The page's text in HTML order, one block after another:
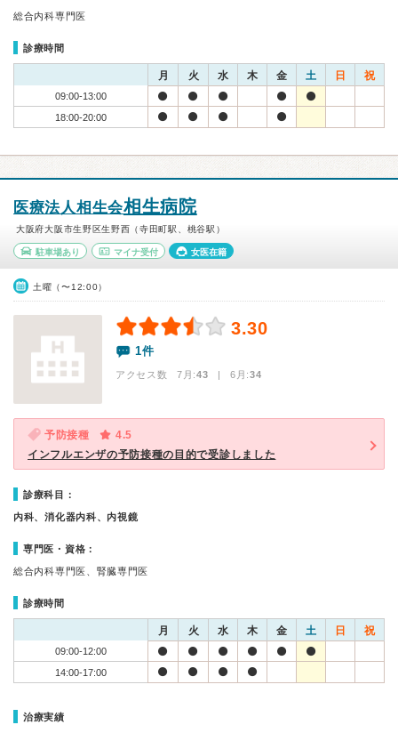
総合内科専門医
診療時間
月 火 水 木 金 土 日 祝
09:00-13:00
18:00-20:00
医療法人相生会相生病院
大阪府大阪市生野区生野西（寺田町駅、桃谷駅）
駐車場あり マイナ受付 女医在籍
土曜（〜12:00）
3.30
1件
アクセス数 7月:43 | 6月:34
予防接種
4.5
インフルエンザの予防接種の目的で受診しました
診療科目：
内科、消化器内科、内視鏡
専門医・資格：
総合内科専門医、腎臓専門医
診療時間
月 火 水 木 金 土 日 祝
09:00-12:00
14:00-17:00
治療実績